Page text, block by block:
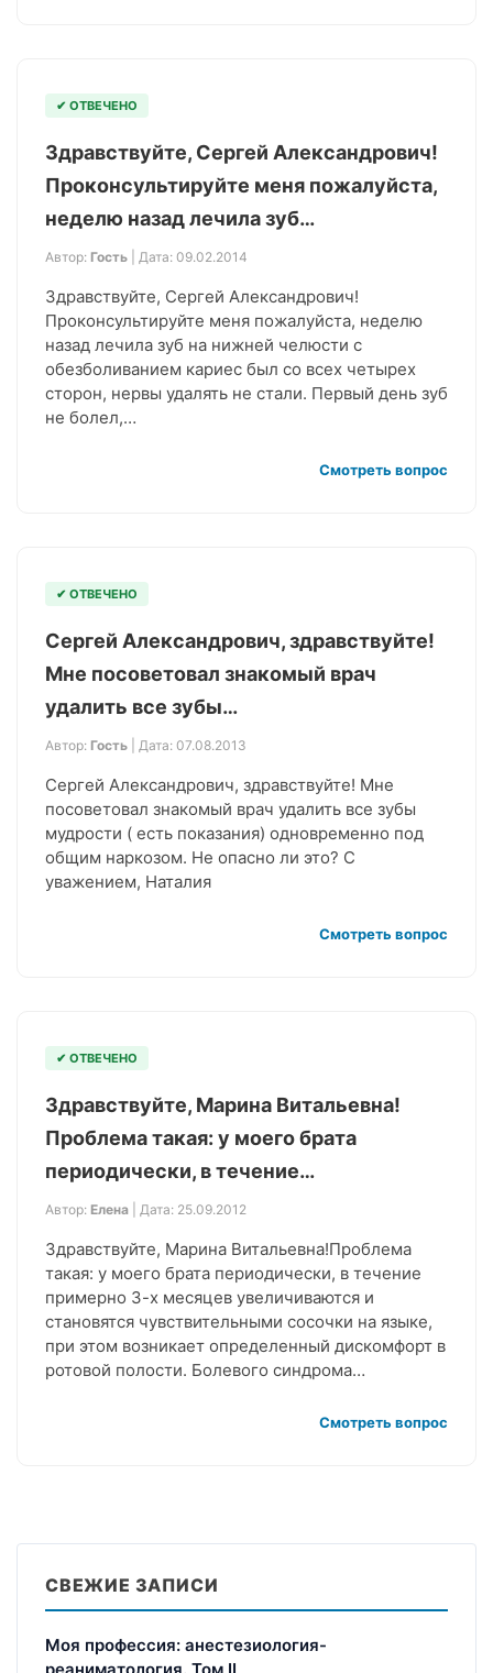
✔ ОТВЕЧЕНО
Здравствуйте, Сергей Александрович!
Проконсультируйте меня пожалуйста,
неделю назад лечила зуб…
Автор: Гость | Дата: 09.02.2014
Здравствуйте, Сергей Александрович!
Проконсультируйте меня пожалуйста, неделю
назад лечила зуб на нижней челюсти с
обезболиванием кариес был со всех четырех
сторон, нервы удалять не стали. Первый день зуб
не болел,…
Смотреть вопрос
✔ ОТВЕЧЕНО
Сергей Александрович, здравствуйте!
Мне посоветовал знакомый врач
удалить все зубы…
Автор: Гость | Дата: 07.08.2013
Сергей Александрович, здравствуйте! Мне
посоветовал знакомый врач удалить все зубы
мудрости ( есть показания) одновременно под
общим наркозом. Не опасно ли это? C
уважением, Наталия
Смотреть вопрос
✔ ОТВЕЧЕНО
Здравствуйте, Марина Витальевна!
Проблема такая: у моего брата
периодически, в течение…
Автор: Елена | Дата: 25.09.2012
Здравствуйте, Марина Витальевна!Проблема
такая: у моего брата периодически, в течение
примерно 3-х месяцев увеличиваются и
становятся чувствительными сосочки на языке,
при этом возникает определенный дискомфорт в
ротовой полости. Болевого синдрома…
Смотреть вопрос
СВЕЖИЕ ЗАПИСИ
Моя профессия: анестезиология-